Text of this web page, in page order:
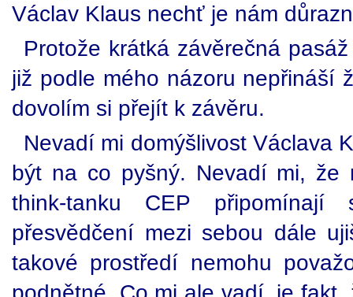
Václav Klaus nechť je nám
Protože krátká závěrečná
již podle mého názoru nepřináší
dovolím si přejít k závěru.
Nevadí mi domýšlivost Václava
být na co pyšný. Nevadí mi, že
think-tanku CEP
přesvědčení mezi sebou dále
takové prostředí nemohu